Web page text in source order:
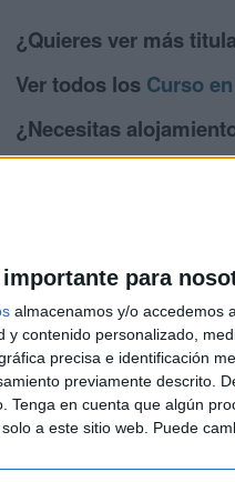
para
almacenamos y/o accedemos
y contenido personalizado,
precisa e identificación
previamente descrito.
Tenga en cuenta que algún
a este sitio web. Puede
¿Quieres ver más
Ver todos los Curso
¿Necesitas
>> Residencias de
© 2003-